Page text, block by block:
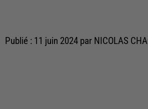
Publié : 11 juin 2024 par NICOLAS